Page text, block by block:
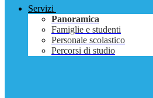
Servizi
Panoramica
Famiglie e studenti
Personale scolastico
Percorsi di studio